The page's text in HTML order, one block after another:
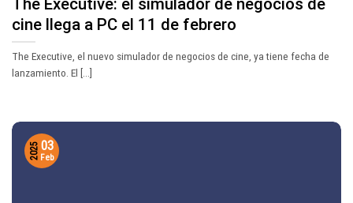
cine llega a PC el 11 de febrero
The Executive, el nuevo simulador de negocios de cine, ya tiene fecha de
lanzamiento. El [...]
03
Feb
2025